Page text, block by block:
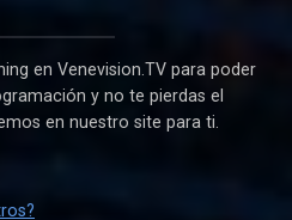
en Venevision.TV para poder
y no te pierdas el
en nuestro site para ti.